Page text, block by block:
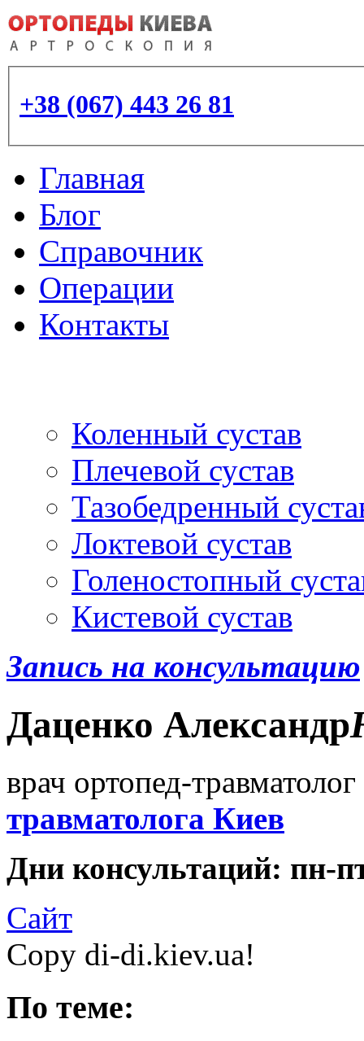
+38 (067) 443 26 81
Главная
Блог
Справочник
Операции
Контакты
Коленный сустав
Плечевой сустав
Тазобедренный
Локтевой сустав
Голеностопный
Кистевой сустав
Запись на консультацию
Даценко Александр
врач ортопед-
травматолога Киев
Дни консультаций: пн-
Сайт
Copy di-di.kiev.ua!
По теме: